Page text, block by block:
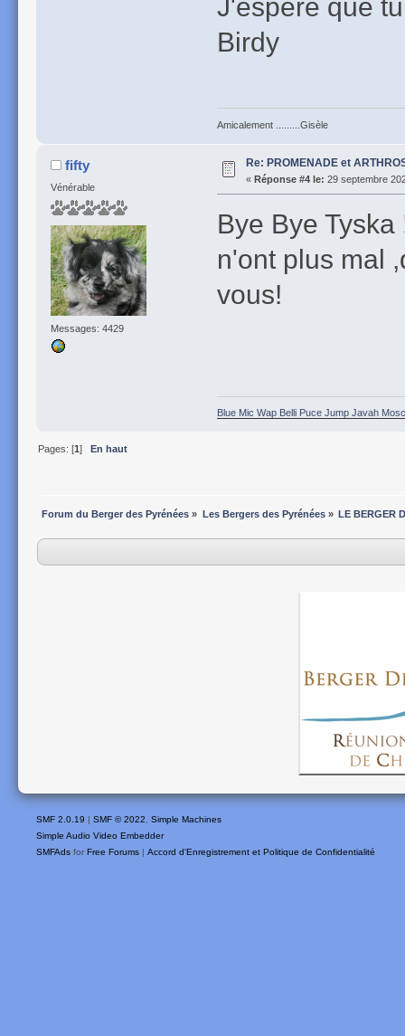
Birdy
Amicalement .........Gisèle
fifty
Vénérable
Messages: 4429
Re: PROMENADE et
« Réponse #4 le: 29 septembre
Bye Bye
n'ont plus mal
vous!
Blue Mic Wap Belli Puce Jump Javah
Pages: [1] En haut
Forum du Berger des Pyrénées » Les Bergers des Pyrénées» LE BERGER
SMF 2.0.19 SMF © 2022, Simple Machines
Simple Audio Video Embedder
SMFAds for Free Forums Accord d'Enregistrement et Politique de Confidentialité